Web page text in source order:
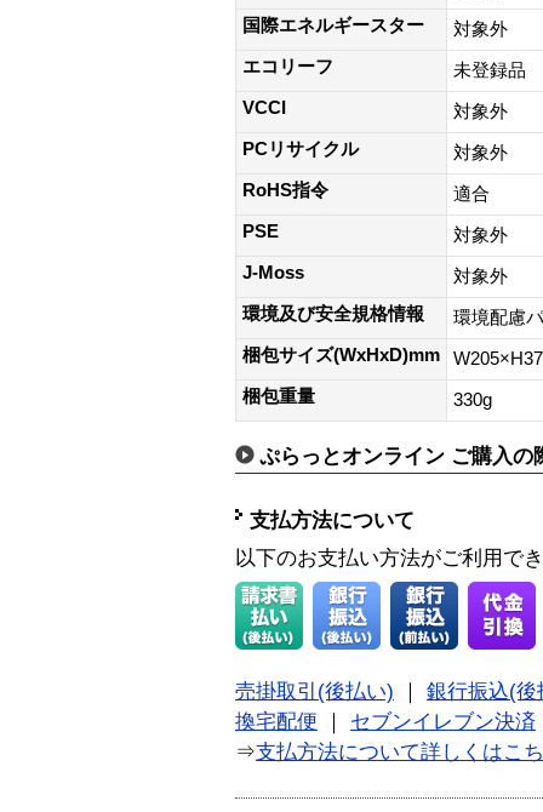
国際エネルギースター
対象外
エコリーフ
未登録品
VCCI
対象外
PCリサイクル
対象外
RoHS指令
適合
PSE
対象外
J-Moss
対象外
環境及び安全規格情報
環境配慮
梱包サイズ(WxHxD)mm
梱包重量
330g
ぷらっとオンライン ご購入の
支払方法について
以下のお支払い方法がご利用で
売掛取引(後払い) ｜ 銀行振込(後
換宅配便 ｜ セブンイレブン決済
⇒支払方法について詳しくはこ